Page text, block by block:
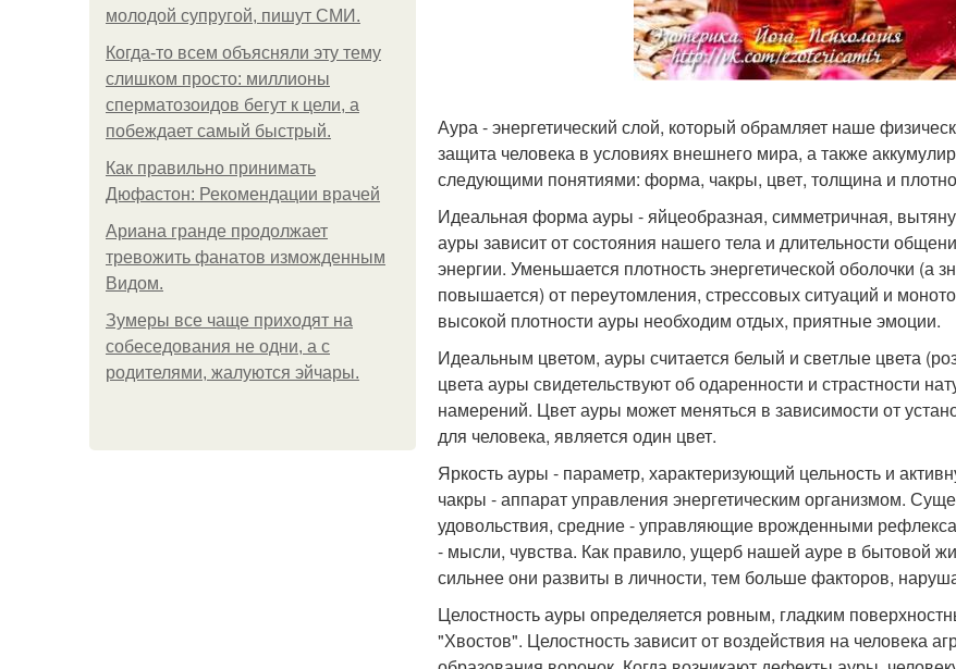
молодой супругой, пишут СМИ.
Когда-то всем объясняли эту тему
слишком просто: миллионы
сперматозоидов бегут к цели, а
побеждает самый быстрый.
Как правильно принимать
Дюфастон: Рекомендации врачей
Ариана гранде продолжает
тревожить фанатов изможденным
Видом.
Зумеры все чаще приходят на
собеседования не одни, а с
родителями, жалуются эйчары.
Аура - энергетический слой, который обрамляет наше
защита человека в условиях внешнего мира, а также
следующими понятиями: форма, чакры, цвет, толщина и
Идеальная форма ауры - яйцеобразная, симметричная,
ауры зависит от состояния нашего тела и длительности
энергии. Уменьшается плотность энергетической оболочки (а
повышается) от переутомления, стрессовых ситуаций и
высокой плотности ауры необходим отдых, приятные эмоции.
Идеальным цветом, ауры считается белый и светлые цвета
цвета ауры свидетельствуют об одаренности и страстности
намерений. Цвет ауры может меняться в зависимости от
для человека, является один цвет.
Яркость ауры - параметр, характеризующий цельность и
чакры - аппарат управления энергетическим организмом.
удовольствия, средние - управляющие врожденными
- мысли, чувства. Как правило, ущерб нашей ауре в бытовой
сильнее они развиты в личности, тем больше факторов,
Целостность ауры определяется ровным, гладким
"Хвостов". Целостность зависит от воздействия на человека